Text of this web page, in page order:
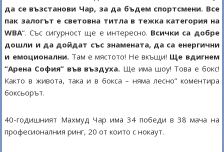
да се възстанови Чар, за да бъдем спортсмени. Все
пак залогът е световна титла в тежка категория на
WBA“. Със сигурност ще е интересно. Всички са добре
дошли и да дойдат със знамената, да са енергични
и емоционални.Там е мястото! Не вкъщи! Ще вдигнем
“Арена София” във въздуха. Ще има шоу! Това е бокс!
Както в живота, така и в бокса – няма лесно” коментира
боксьорът.
40-годишният Махмуд Чар има 34 победи в 38 мача на
професионалния ринг, 20 от които с нокаут.